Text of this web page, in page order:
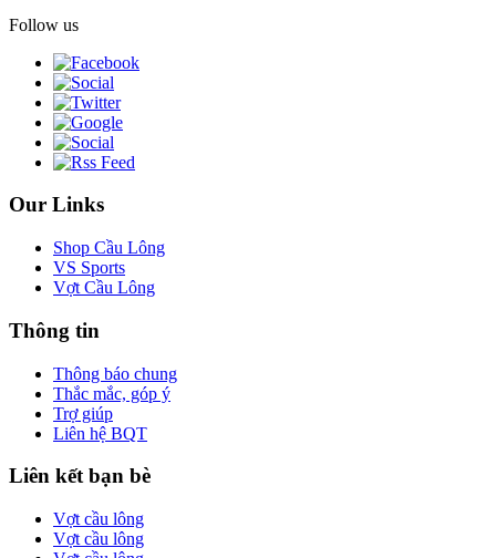
Follow us
Our Links
Shop Cầu Lông
VS Sports
Vợt Cầu Lông
Thông tin
Thông báo chung
Thắc mắc, góp ý
Trợ giúp
Liên hệ BQT
Liên kết bạn bè
Vợt cầu lông
Vợt cầu lông